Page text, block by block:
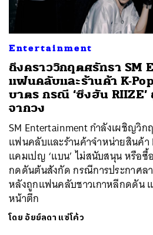
Entertainment
ถึงคราววิกฤตศรัทธา SM
แฟนคลับและร้านค้า K-
บาตร กรณี ‘ซึงฮัน
จากวง
SM Entertainment กำลังเผชิญวิ
แฟนคลับและร้านค้าจำหน่ายสินค้า
แคมเปญ ‘แบน’ ไม่สนับสนุน หรือซื้
กดดันต้นสังกัด กรณีการประกาศลา
หลังถูกแฟนคลับชาวเกาหลีกดดัน
หน้าตึก
โดย อัยย์ลดา แซ่โค้ว